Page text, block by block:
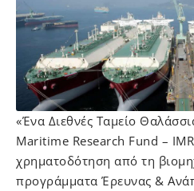
«Ένα Διεθνές Ταμείο
Maritime Research Fund –
χρηματοδότηση από τη
προγράμματα Έρευνας &